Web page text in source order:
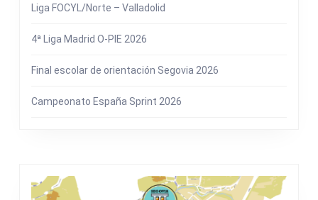
Liga FOCYL/Norte – Valladolid
4ª Liga Madrid O-PIE 2026
Final escolar de orientación Segovia 2026
Campeonato España Sprint 2026